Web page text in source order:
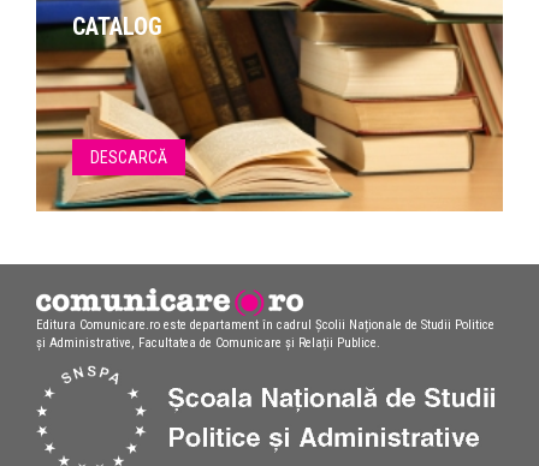
CATALOG
DESCARCĂ
Editura Comunicare.ro este departament în cadrul Școlii Naționale de Studii Politice
și Administrative, Facultatea de Comunicare și Relații Publice.